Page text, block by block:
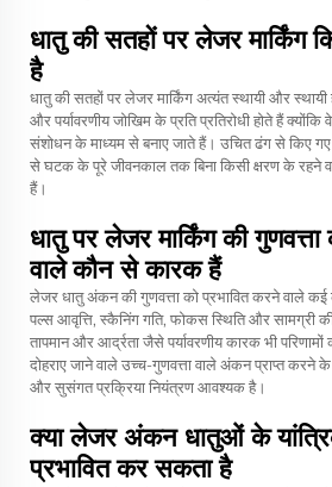
धातु की सतहों पर लेजर मार्किंग
है
धातु की सतहों पर लेजर मार्किंग अत्यंत स्थायी और स्थायी
और पर्यावरणीय जोखिम के प्रति प्रतिरोधी होते हैं
संशोधन के माध्यम से बनाए जाते हैं। उचित ढंग से किए गए
से घटक के पूरे जीवनकाल तक बिना किसी क्षरण के रहने
हैं।
धातु पर लेजर मार्किंग की
वाले कौन से कारक हैं
लेजर धातु अंकन की गुणवत्ता को प्रभावित करने वाले
पल्स आवृत्ति, स्कैनिंग गति, फोकस स्थिति और सामग्री
तापमान और आर्द्रता जैसे पर्यावरणीय कारक भी
दोहराए जाने वाले उच्च-गुणवत्ता वाले अंकन प्राप्त करने
और सुसंगत प्रक्रिया नियंत्रण आवश्यक है।
क्या लेजर अंकन धातुओं के
प्रभावित कर सकता है